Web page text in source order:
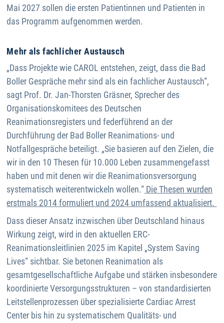
Mai 2027 sollen die ersten Patientinnen und Patienten in
das Programm aufgenommen werden.
Mehr als fachlicher Austausch
„Dass Projekte wie CAROL entstehen, zeigt, dass die Bad
Boller Gespräche mehr sind als ein fachlicher Austausch“,
sagt Prof. Dr. Jan-Thorsten Gräsner, Sprecher des
Organisationskomitees des Deutschen
Reanimationsregisters und federführend an der
Durchführung der Bad Boller Reanimations- und
Notfallgespräche beteiligt. „Sie basieren auf den Zielen, die
wir in den 10 Thesen für 10.000 Leben zusammengefasst
haben und mit denen wir die Reanimationsversorgung
systematisch weiterentwickeln wollen.“ Die Thesen wurden
erstmals 2014 formuliert und 2024 umfassend aktualisiert.
Dass dieser Ansatz inzwischen über Deutschland hinaus
Wirkung zeigt, wird in den aktuellen ERC-
Reanimationsleitlinien 2025 im Kapitel „System Saving
Lives“ sichtbar. Sie betonen Reanimation als
gesamtgesellschaftliche Aufgabe und stärken insbesondere
koordinierte Versorgungsstrukturen – von standardisierten
Leitstellenprozessen über spezialisierte Cardiac Arrest
Center bis hin zu systematischem Qualitäts- und